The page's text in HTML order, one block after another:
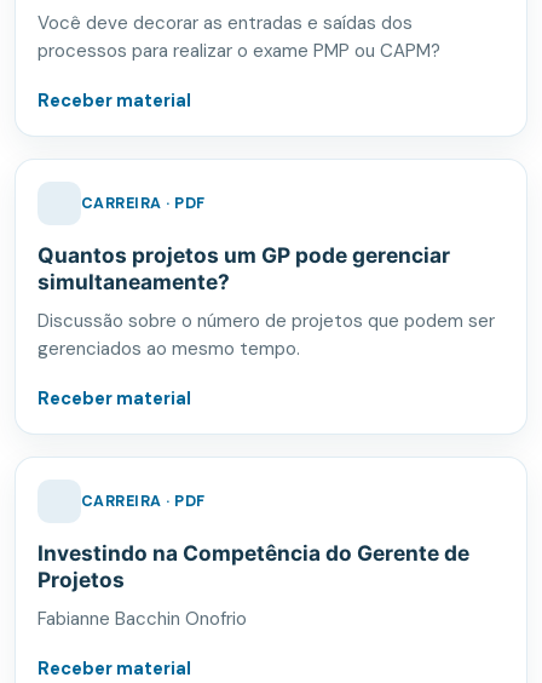
Você deve decorar as entradas e saídas dos
processos para realizar o exame PMP ou CAPM?
Receber material
CARREIRA · PDF
Quantos projetos um GP pode gerenciar
simultaneamente?
Discussão sobre o número de projetos que podem ser
gerenciados ao mesmo tempo.
Receber material
CARREIRA · PDF
Investindo na Competência do Gerente de
Projetos
Fabianne Bacchin Onofrio
Receber material